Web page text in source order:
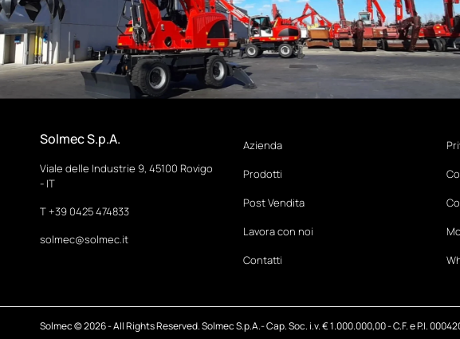
Solmec S.p.A.
Viale delle Industrie 9, 45100 Rovigo
- IT
T+39 0425 474833
solmec@solmec.it
Azienda
Prodotti
Post Vendita
Lavora con noi
Contatti
Solmec © 2026 - All Rights Reserved. Solmec S.p.A.- Cap. Soc. i.v. € 1.000.000,00 - C.F. e P.I.